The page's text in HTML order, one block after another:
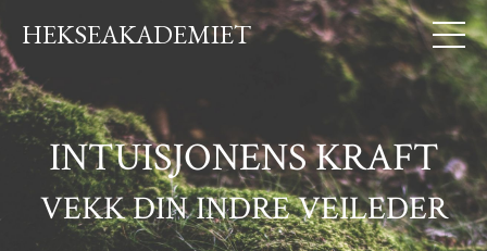
HEKSEAKADEMIET
INTUISJONENS KRAFT
VEKK DIN INDRE VEILEDER